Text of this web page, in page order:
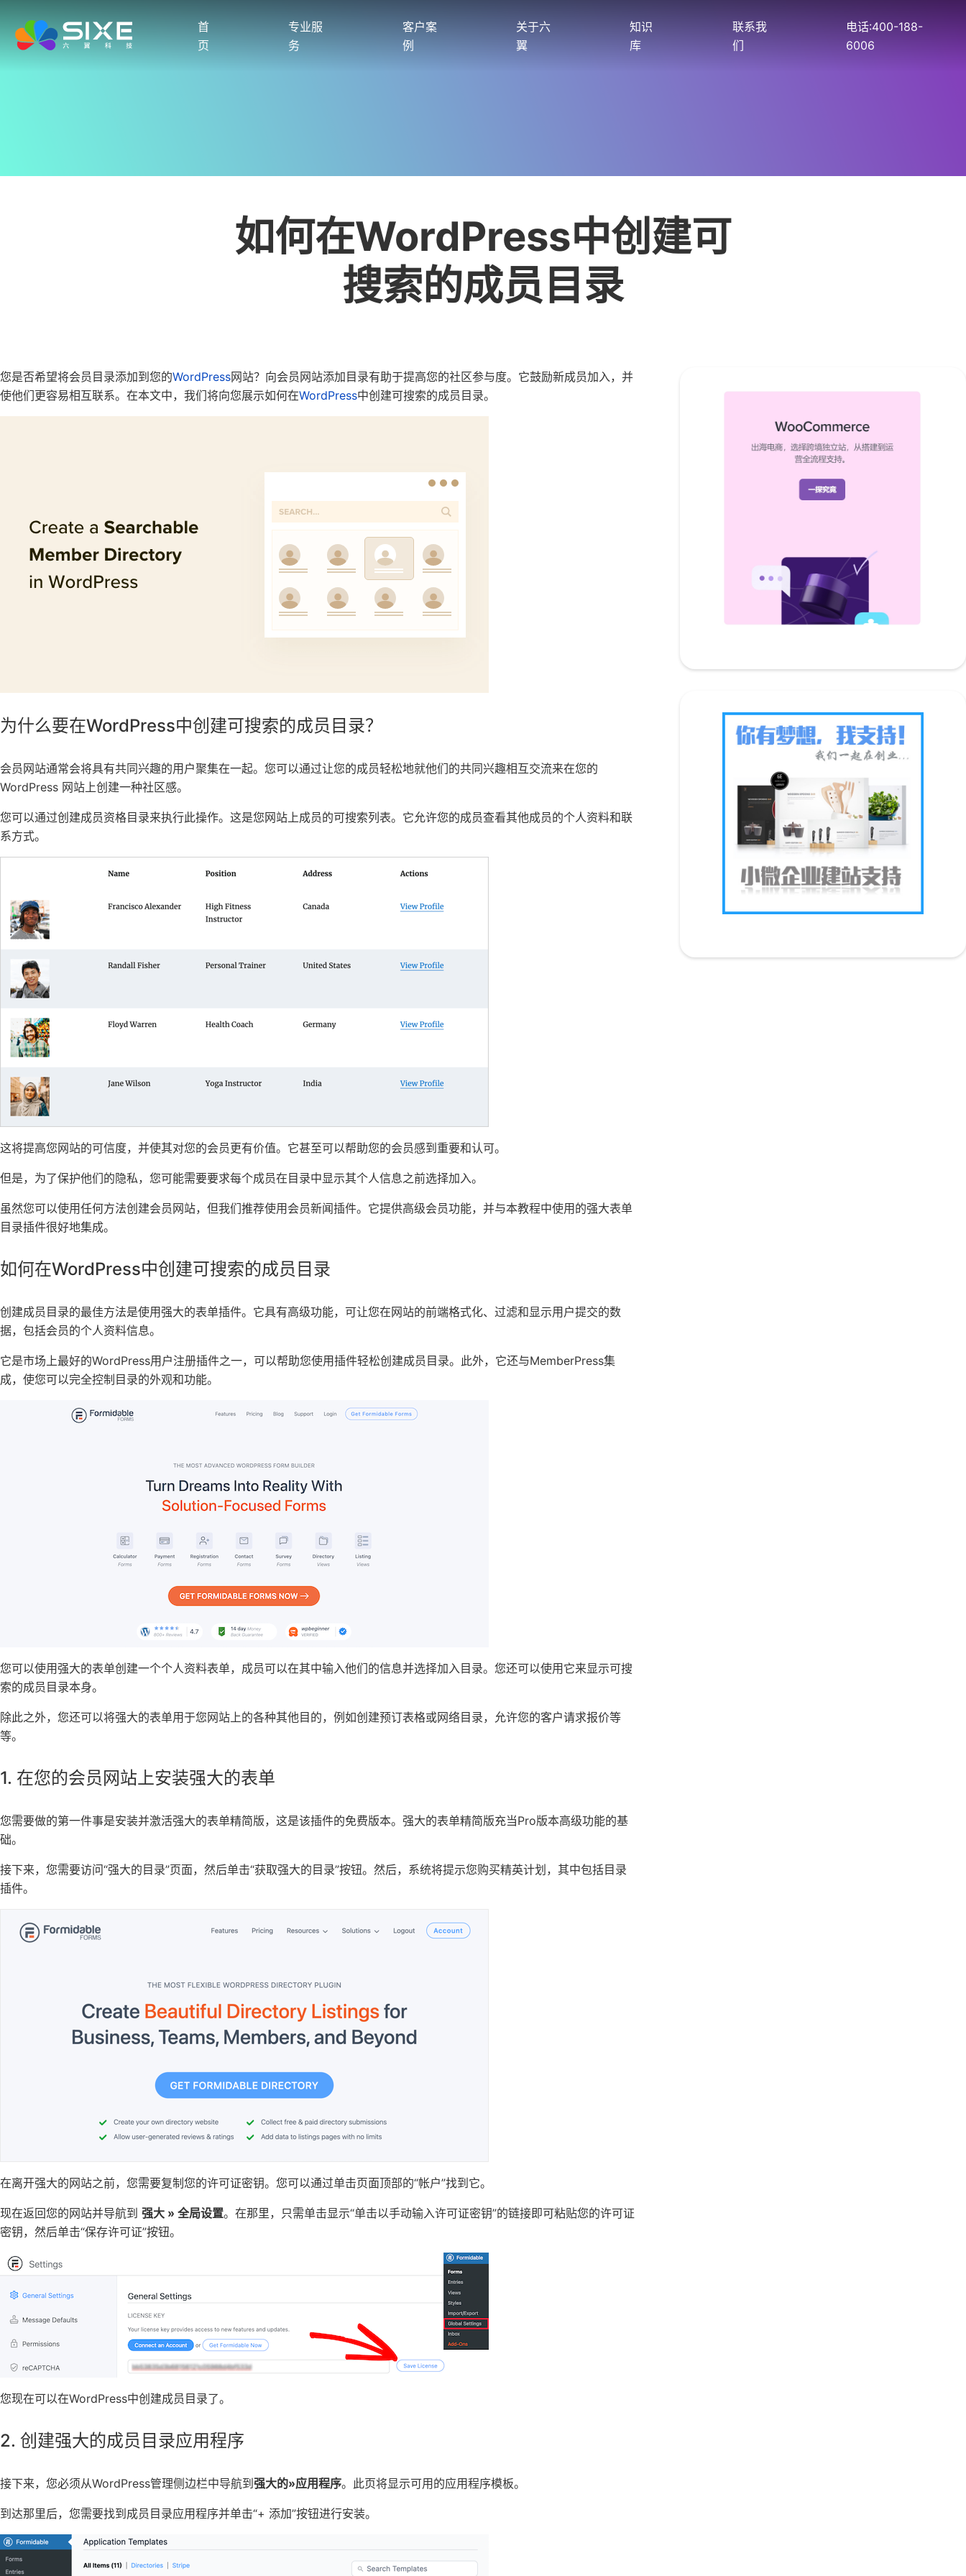
首
页
专业服
务
客户案
例
关于六
翼
知识
库
联系我
们
电话:400-188-
6006
如何在WordPress中创建可
搜索的成员目录
您是否希望将会员目录添加到您的WordPress网站？向会员网站添加目录有助于提高您的社区参与度。它鼓励新成员加入，并
使他们更容易相互联系。在本文中，我们将向您展示如何在WordPress中创建可搜索的成员目录。
为什么要在WordPress中创建可搜索的成员目录？
会员网站通常会将具有共同兴趣的用户聚集在一起。您可以通过让您的成员轻松地就他们的共同兴趣相互交流来在您的
WordPress 网站上创建一种社区感。
您可以通过创建成员资格目录来执行此操作。这是您网站上成员的可搜索列表。它允许您的成员查看其他成员的个人资料和联
系方式。
这将提高您网站的可信度，并使其对您的会员更有价值。它甚至可以帮助您的会员感到重要和认可。
但是，为了保护他们的隐私，您可能需要要求每个成员在目录中显示其个人信息之前选择加入。
虽然您可以使用任何方法创建会员网站，但我们推荐使用会员新闻插件。它提供高级会员功能，并与本教程中使用的强大表单
目录插件很好地集成。
如何在WordPress中创建可搜索的成员目录
创建成员目录的最佳方法是使用强大的表单插件。它具有高级功能，可让您在网站的前端格式化、过滤和显示用户提交的数
据，包括会员的个人资料信息。
它是市场上最好的WordPress用户注册插件之一，可以帮助您使用插件轻松创建成员目录。此外，它还与MemberPress集
成，使您可以完全控制目录的外观和功能。
您可以使用强大的表单创建一个个人资料表单，成员可以在其中输入他们的信息并选择加入目录。您还可以使用它来显示可搜
索的成员目录本身。
除此之外，您还可以将强大的表单用于您网站上的各种其他目的，例如创建预订表格或网络目录，允许您的客户请求报价等
等。
1. 在您的会员网站上安装强大的表单
您需要做的第一件事是安装并激活强大的表单精简版，这是该插件的免费版本。强大的表单精简版充当Pro版本高级功能的基
础。
接下来，您需要访问“强大的目录”页面，然后单击“获取强大的目录”按钮。然后，系统将提示您购买精英计划，其中包括目录
插件。
在离开强大的网站之前，您需要复制您的许可证密钥。您可以通过单击页面顶部的“帐户”找到它。
现在返回您的网站并导航到 强大 » 全局设置。在那里，只需单击显示“单击以手动输入许可证密钥”的链接即可粘贴您的许可证
密钥，然后单击“保存许可证”按钮。
您现在可以在WordPress中创建成员目录了。
2. 创建强大的成员目录应用程序
接下来，您必须从WordPress管理侧边栏中导航到 强大的»应用程序。此页将显示可用的应用程序模板。
到达那里后，您需要找到成员目录应用程序并单击“+ 添加”按钮进行安装。